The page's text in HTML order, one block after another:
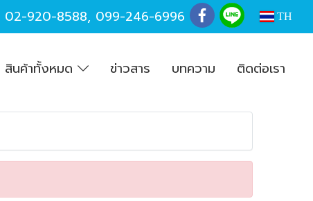
02-920-8588, 099-246-6996 TH
สินค้าทั้งหมด ข่าวสาร บทความ ติดต่อเรา